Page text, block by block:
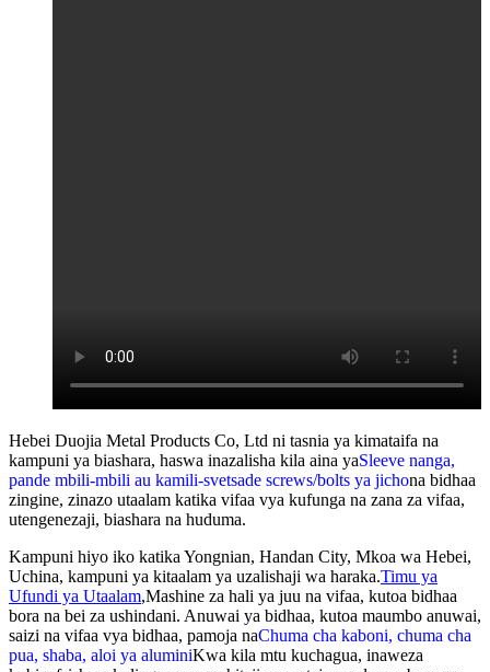
Hebei Duojia Metal Products Co, Ltd ni tasnia ya kimataifa na
kampuni ya biashara, haswa inazalisha kila aina yaSleeve nanga,
pande mbili-mbili au kamili-svetsade screws/bolts ya jichona bidhaa
zingine, zinazo utaalam katika vifaa vya kufunga na zana za vifaa,
utengenezaji, biashara na huduma.
Kampuni hiyo iko katika Yongnian, Handan City, Mkoa wa Hebei,
Uchina, kampuni ya kitaalam ya uzalishaji wa haraka.Timu ya
Ufundi ya Utaalam,Mashine za hali ya juu na vifaa, kutoa bidhaa
bora na bei za ushindani. Anuwai ya bidhaa, kutoa maumbo anuwai,
saizi na vifaa vya bidhaa, pamoja naChuma cha kaboni, chuma cha
pua, shaba, aloi ya aluminiKwa kila mtu kuchagua, inaweza